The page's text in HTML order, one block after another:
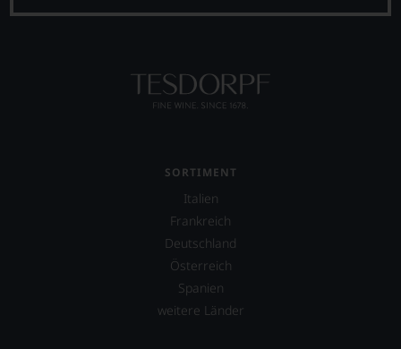
SORTIMENT
Italien
Frankreich
Deutschland
Österreich
Spanien
weitere Länder